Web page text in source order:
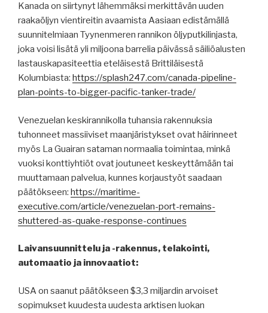
Kanada on siirtynyt lähemmäksi merkittävän uuden
raakaöljyn vientireitin avaamista Aasiaan edistämällä
suunnitelmiaan Tyynenmeren rannikon öljyputkilinjasta,
joka voisi lisätä yli miljoona barrelia päivässä säiliöalusten
lastauskapasiteettia eteläisestä Brittiläisestä
Kolumbiasta: https://splash247.com/canada-pipeline-
plan-points-to-bigger-pacific-tanker-trade/
Venezuelan keskirannikolla tuhansia rakennuksia
tuhonneet massiiviset maanjäristykset ovat häirinneet
myös La Guairan sataman normaalia toimintaa, minkä
vuoksi konttiyhtiöt ovat joutuneet keskeyttämään tai
muuttamaan palvelua, kunnes korjaustyöt saadaan
päätökseen: https://maritime-
executive.com/article/venezuelan-port-remains-
shuttered-as-quake-response-continues
Laivansuunnittelu ja -rakennus, telakointi,
automaatio ja innovaatiot:
USA on saanut päätökseen $3,3 miljardin arvoiset
sopimukset kuudesta uudesta arktisen luokan